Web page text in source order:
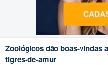
Zoológicos dão boas-vindas
tigres-de-amur